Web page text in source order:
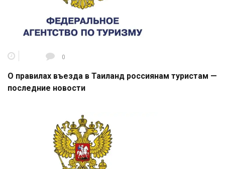
0
О правилах въезда в Таиланд россиянам туристам —
последние новости